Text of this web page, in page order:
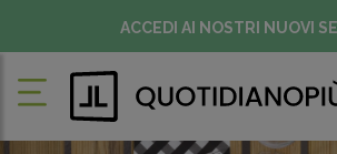
ACCEDI AI NOSTRI NUOVI